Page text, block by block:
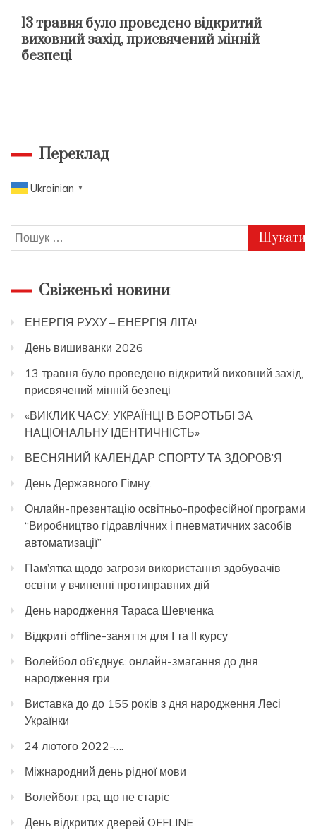
13 травня було проведено відкритий
виховний захід, присвячений мінній
безпеці
Переклад
Ukrainian ▼
Пошук:
Свіженькі новини
ЕНЕРГІЯ РУХУ – ЕНЕРГІЯ ЛІТА!
День вишиванки 2026
13 травня було проведено відкритий виховний захід,
присвячений мінній безпеці
«ВИКЛИК ЧАСУ: УКРАЇНЦІ В БОРОТЬБІ ЗА
НАЦІОНАЛЬНУ ІДЕНТИЧНІСТЬ»
ВЕСНЯНИЙ КАЛЕНДАР СПОРТУ ТА ЗДОРОВ’Я
День Державного Гімну.
Онлайн-презентацію освітньо-професійної програми
“Виробництво гідравлічних і пневматичних засобів
автоматизації”
Пам’ятка щодо загрози використання здобувачів
освіти у вчиненні протиправних дій
День народження Тараса Шевченка
Відкриті offline-заняття для І та ІІ курсу
Волейбол об’єднує: онлайн-змагання до дня
народження гри
Виставка до до 155 років з дня народження Лесі
Українки
24 лютого 2022-….
Міжнародний день рідної мови
Волейбол: гра, що не старіє
День відкритих дверей OFFLINE